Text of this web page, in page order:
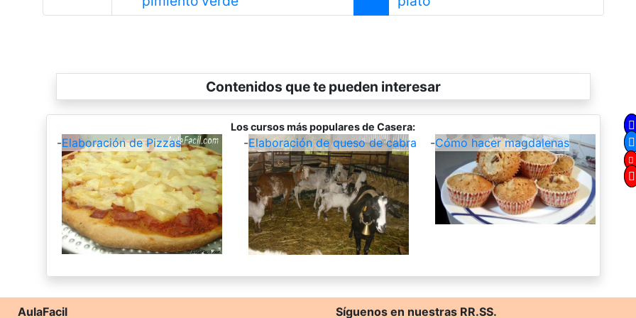
Contenidos que te pueden interesar
Los cursos más populares de Casera:
-Elaboración de Pizzas -Elaboración de queso de cabra -Cómo hacer magdalenas
AulaFacil Síguenos en nuestras RR.SS.